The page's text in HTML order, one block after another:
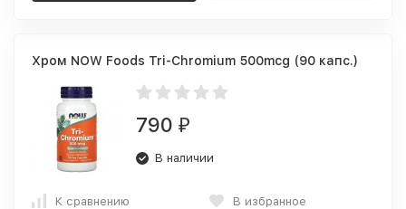
Хром NOW Foods Tri-Chromium 500mcg (90 капс.)
790 ₽
В наличии
К сравнению В избранное